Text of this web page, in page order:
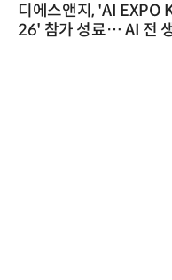
KOREA 20
전 생애주기 아